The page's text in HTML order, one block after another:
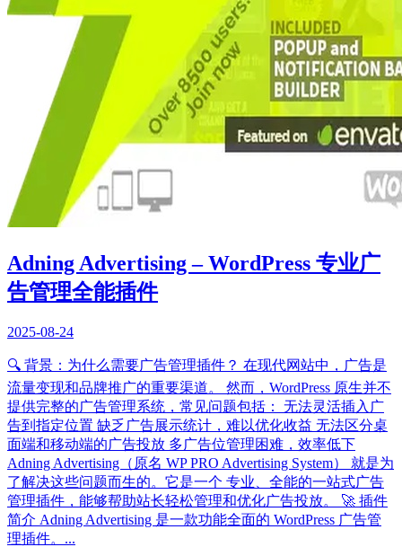
Adning Advertising – WordPress 专业广
告管理全能插件
2025-08-24
🔍 背景：为什么需要广告管理插件？ 在现代网站中，广告是
流量变现和品牌推广的重要渠道。 然而，WordPress 原生并不
提供完整的广告管理系统，常见问题包括： 无法灵活插入广
告到指定位置 缺乏广告展示统计，难以优化收益 无法区分桌
面端和移动端的广告投放 多广告位管理困难，效率低下
Adning Advertising（原名 WP PRO Advertising System） 就是为
了解决这些问题而生的。它是一个 专业、全能的一站式广告
管理插件，能够帮助站长轻松管理和优化广告投放。 🚀 插件
简介 Adning Advertising 是一款功能全面的 WordPress 广告管
理插件。...